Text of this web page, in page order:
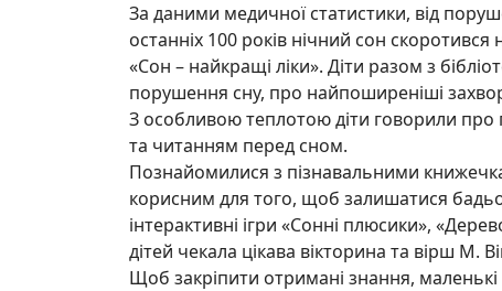
За даними медичної статистики, від
останніх 100 років нічний сон скоротився
«Сон – найкращі ліки». Діти разом з
порушення сну, про найпоширеніші
З особливою теплотою діти говорили
та читанням перед сном.
Познайомилися з пізнавальними
корисним для того, щоб залишатися
інтерактивні ігри «Сонні плюсики»,
дітей чекала цікава вікторина та вірш М.
Щоб закріпити отримані знання,